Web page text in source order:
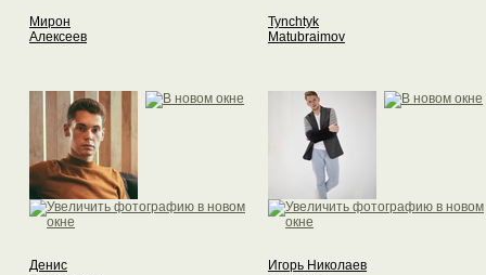
Мирон
Алексеев
Tynchtyk
Matubraimov
Денис
Игорь Николаев